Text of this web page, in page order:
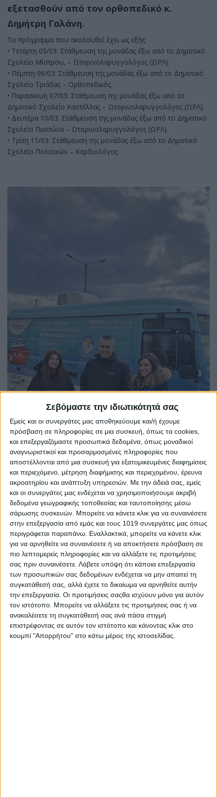
Σεβόμαστε την ιδιωτικότητά σας
Εμείς και οι συνεργάτες μας αποθηκεύουμε και/ή έχουμε
πρόσβαση σε πληροφορίες σε μια συσκευή, όπως τα cookies,
και επεξεργαζόμαστε προσωπικά δεδομένα, όπως μοναδικοί
αναγνωριστικοί και προσαρμοσμένες πληροφορίες που
αποστέλλονται από μια συσκευή για εξατομικευμένες διαφημίσεις
και περιεχόμενο, μέτρηση διαφήμισης και περιεχομένου, έρευνα
ακροατηρίου και ανάπτυξη υπηρεσιών. Με την άδειά σας, εμείς
και οι συνεργάτες μας ενδέχεται να χρησιμοποιήσουμε ακριβή
δεδομένα γεωγραφικής τοποθεσίας και ταυτοποίησης μέσω
σάρωσης συσκευών. Μπορείτε να κάνετε κλικ για να συναινέσετε
στην επεξεργασία από εμάς και τους 1019 συνεργάτες μας όπως
περιγράφεται παραπάνω. Εναλλακτικά, μπορείτε να κάνετε κλικ
για να αρνηθείτε να συναινέσετε ή να αποκτήσετε πρόσβαση σε
πιο λεπτομερείς πληροφορίες και να αλλάξετε τις προτιμήσεις
σας πριν συναινέσετε. Λάβετε υπόψη ότι κάποια επεξεργασία
των προσωπικών σας δεδομένων ενδέχεται να μην απαιτεί τη
συγκατάθεσή σας, αλλά έχετε το δικαίωμα να αρνηθείτε αυτήν
την επεξεργασία. Οι προτιμήσεις σαςθα ισχύουν μόνο για αυτόν
τον ιστότοπο. Μπορείτε να αλλάξετε τις προτιμήσεις σας ή να
ανακαλέσετε τη συγκατάθεσή σας ανά πάσα στιγμή
επιστρέφοντας σε αυτόν τον ιστότοπο και κάνοντας κλικ στο
κουμπί "Απορρήτου" στο κάτω μέρος της ιστοσελίδας.
εξετασθούν από τον ορθοπεδικό κ.
Δημήτρη Γαλάνη.
Το πρόγραμμα που ακολουθεί έχει ως εξής:
• Τετάρτη 05/03: Στάθμευση της μονάδας έξω από το Δημοτικό
Σχολείο Μίστρου, – Ωτορινολαρυγγολόγος (ΩΡΛ).
• Πέμπτη 06/03: Στάθμευση της μονάδας έξω από το Δημοτικό
Σχολείο Τριάδας – Ορθοπεδικός.
• Παρασκευή 07/03: Στάθμευση της μονάδας έξω από το
Δημοτικό Σχολείο Καστέλλας – Ωτορινολαρυγγολόγος (ΩΡΛ).
• Δευτέρα 10/03: Στάθμευση της μονάδας έξω από το Δημοτικό
Σχολείο Πισσώνα – Ωτορινολαρυγγολόγος (ΩΡΛ).
• Τρίτη 11/03: Στάθμευση της μονάδας έξω από το Δημοτικό
Σχολείο Πολιτικών – Καρδιολόγος